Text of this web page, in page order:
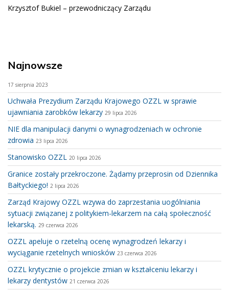
Krzysztof Bukiel – przewodniczący Zarządu
Najnowsze
17 sierpnia 2023
Uchwała Prezydium Zarządu Krajowego OZZL w sprawie
ujawniania zarobków lekarzy 29 lipca 2026
NIE dla manipulacji danymi o wynagrodzeniach w ochronie
zdrowia 23 lipca 2026
Stanowisko OZZL 20 lipca 2026
Granice zostały przekroczone. Żądamy przeprosin od Dziennika
Bałtyckiego! 2 lipca 2026
Zarząd Krajowy OZZL wzywa do zaprzestania uogólniania
sytuacji związanej z politykiem-lekarzem na całą społeczność
lekarską. 29 czerwca 2026
OZZL apeluje o rzetelną ocenę wynagrodzeń lekarzy i
wyciąganie rzetelnych wniosków 23 czerwca 2026
OZZL krytycznie o projekcie zmian w kształceniu lekarzy i
lekarzy dentystów 21 czerwca 2026